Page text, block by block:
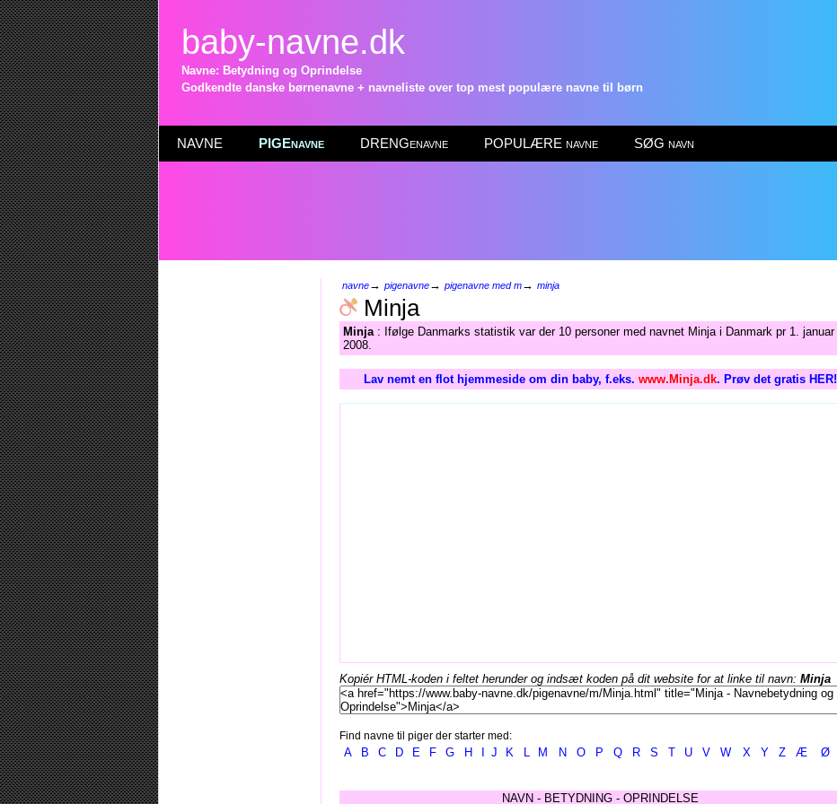
baby-navne.dk
Navne: Betydning og Oprindelse
Godkendte danske børnenavne + navneliste over top mest populære navne til børn
NAVNE PIGEnavne DRENGenavne POPULÆRE navne SØG navn
navne→ pigenavne→ pigenavne med m→ minja
Minja
Minja: Ifølge Danmarks statistik var der 10 personer med navnet Minja i Danmark pr 1. januar
2008.
Lav nemt en flot hjemmeside om din baby, f.eks. www.Minja.dk. Prøv det gratis HER!
Kopiér HTML-koden i feltet herunder og indsæt koden på dit website for at linke til navn: Minja
Find navne til piger der starter med:
A B C D E F G H J K L M N O P Q R S T U V W X Y Z Æ Ø
NAVN - BETYDNING - OPRINDELSE